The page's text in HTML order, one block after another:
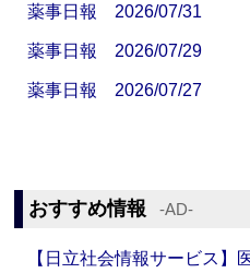
薬事日報 2026/07/31
薬事日報 2026/07/29
薬事日報 2026/07/27
おすすめ情報 ‐AD‐
【日立社会情報サービス】